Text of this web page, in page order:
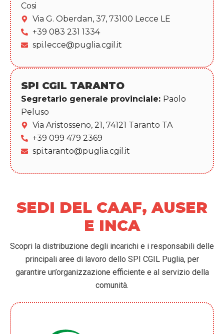
Cosi
Via G. Oberdan, 37, 73100 Lecce LE
+39 083 231 1334
spi.lecce@puglia.cgil.it
SPI CGIL TARANTO
Segretario generale provinciale: Paolo
Peluso
Via Aristosseno, 21, 74121 Taranto TA
+39 099 479 2369
spi.taranto@puglia.cgil.it
SEDI DEL CAAF, AUSER
E INCA
Scopri la distribuzione degli incarichi e i responsabili delle
principali aree di lavoro dello SPI CGIL Puglia, per
garantire un’organizzazione efficiente e al servizio della
comunità.